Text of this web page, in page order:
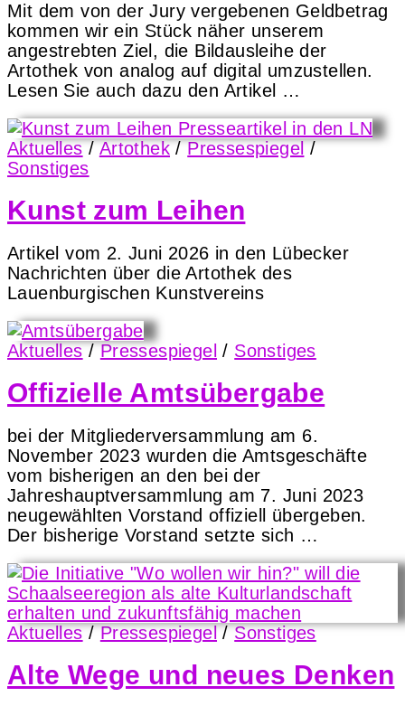
Mit dem von der Jury vergebenen Geldbetrag
kommen wir ein Stück näher unserem
angestrebten Ziel, die Bildausleihe der
Artothek von analog auf digital umzustellen.
Lesen Sie auch dazu den Artikel …
Aktuelles/Artothek/Pressespiegel/
Sonstiges
Kunst zum Leihen
Artikel vom 2. Juni 2026 in den Lübecker
Nachrichten über die Artothek des
Lauenburgischen Kunstvereins
Aktuelles/Pressespiegel / Sonstiges
Offizielle Amtsübergabe
bei der Mitgliederversammlung am 6.
November 2023 wurden die Amtsgeschäfte
vom bisherigen an den bei der
Jahreshauptversammlung am 7. Juni 2023
neugewählten Vorstand offiziell übergeben.
Der bisherige Vorstand setzte sich …
Aktuelles/Pressespiegel/Sonstiges
Alte Wege und neues Denken